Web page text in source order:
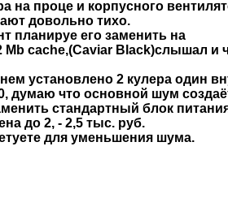
на проце и корпусного
довольно тихо.
планируе его заменить на
Mb cache,(Caviar Black)слышал и
установлено 2 кулера один
думаю что основной шум
стандартный блок
до 2, - 2,5 тыс. руб.
для уменьшения шума.